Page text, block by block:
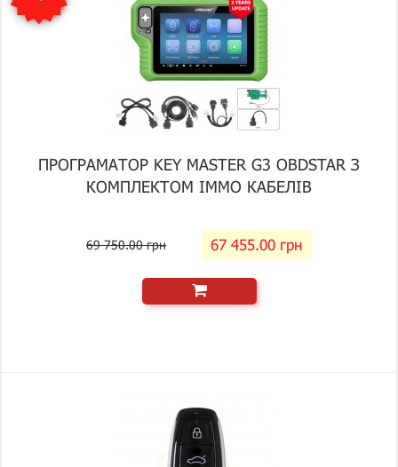
ПРОГРАМАТОР KEY MASTER G3 OBDSTAR З
КОМПЛЕКТОМ IMMO КАБЕЛІВ
69 750.00 грн 67 455.00 грн